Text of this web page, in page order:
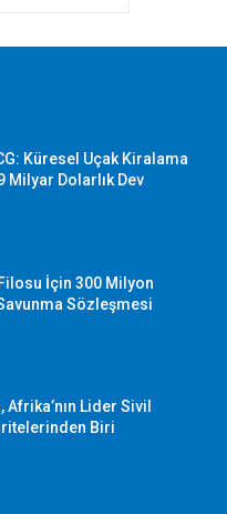
Küresel Uçak Kiralama
Milyar Dolarlık Dev
İçin 300 Milyon
Sözleşmesi
Afrika’nın Lider Sivil
Biri